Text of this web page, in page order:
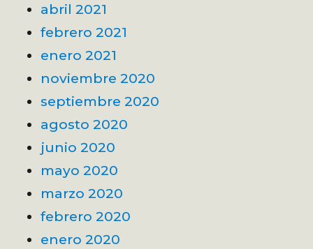
abril 2021
febrero 2021
enero 2021
noviembre 2020
septiembre 2020
agosto 2020
junio 2020
mayo 2020
marzo 2020
febrero 2020
enero 2020